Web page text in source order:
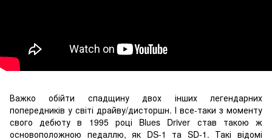
Важко обійти спадщину двох інших легендарних
попередників у світі драйву/дисторшн. І все-таки з моменту
свого дебюту в 1995 році Blues Driver став такою ж
основоположною педаллю, як DS-1 та SD-1. Такі відомі